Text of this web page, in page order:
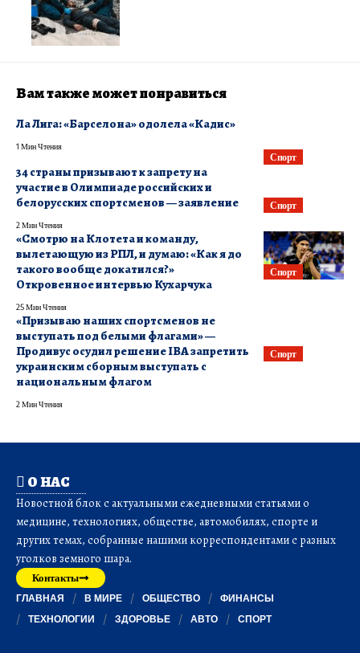
Вам также может понравиться
Спорт
Ла Лига: «Барселона» одолела «Кадис»
1 Мин Чтения
Спорт
34 страны призывают к запрету на
участие в Олимпиаде российских и
белорусских спортсменов — заявление
2 Мин Чтения
Спорт
«Смотрю на Клотета и команду,
вылетающую из РПЛ, и думаю: «Как я до
такого вообще докатился?»
Откровенное интервью Кухарчука
25 Мин Чтения
Спорт
«Призываю наших спортсменов не
выступать под белыми флагами» —
Продивус осудил решение ІВА запретить
украинским сборным выступать с
национальным флагом
2 Мин Чтения
О НАС
Новостной блок с актуальными ежедневными статьями о
медицине, технологиях, обществе, автомобилях, спорте и
других темах, собранные нашими корреспондентами с разных
уголков земного шара.
Контакты
ГЛАВНАЯ В МИРЕ ОБЩЕСТВО
ФИНАНСЫ
ТЕХНОЛОГИИ
ЗДОРОВЬЕ АВТО СПОРТ